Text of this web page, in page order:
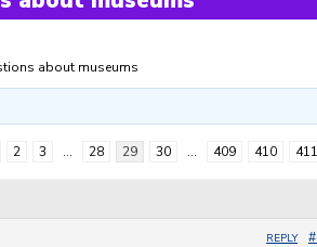
about museums
2 3 … 28 29 30 … 409 410 411
REPLY